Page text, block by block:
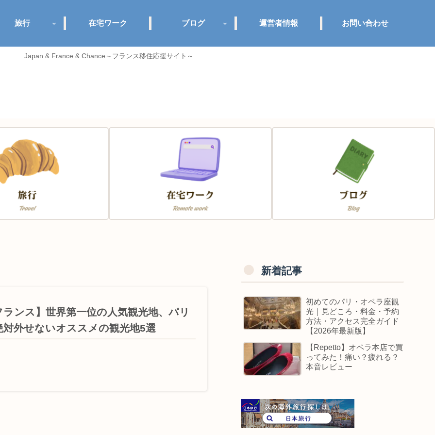
Japan & France & Chance～フランス移住応援サイト～
旅行 在宅ワーク ブログ 運営者情報 お問い合わせ
ランス】世界第一位の人気観光地、パリ
対外せないオススメの観光地5選
新着記事
初めてのパリ・オペラ座観
光｜見どころ・料金・予約
方法・アクセス完全ガイド
【2026年最新版】
【Repetto】オペラ本店で買
ってみた！痛い？疲れる？
本音レビュー